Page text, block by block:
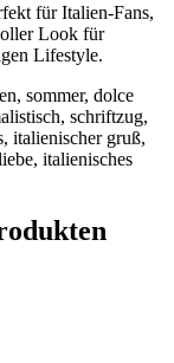
für Italien-Fans,
Look für
Lifestyle.
sommer, dolce
schriftzug,
italienischer gruß,
italienisches